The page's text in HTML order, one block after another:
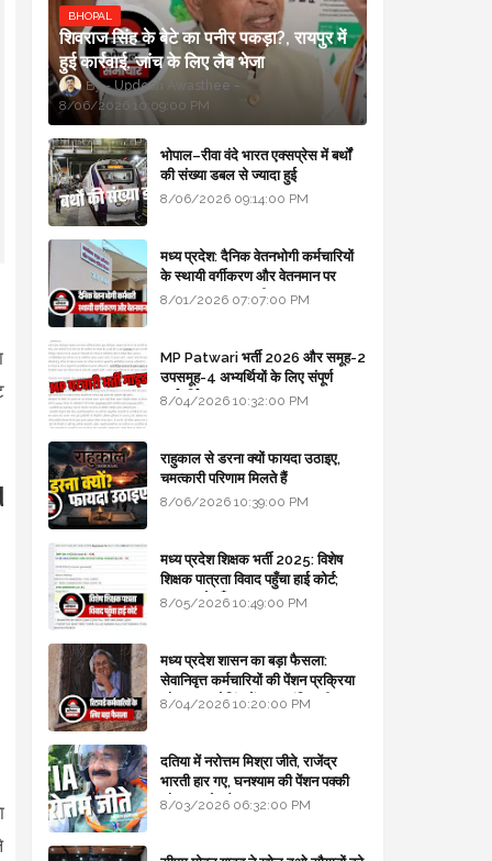
BHOPAL
शिवराज सिंह के बेटे का पनीर पकड़ा?, रायपुर में
हुई कार्रवाई, जांच के लिए लैब भेजा
Updesh Awasthee
8/06/2026 10:09:00 PM
भोपाल–रीवा वंदे भारत एक्सप्रेस में बर्थों
की संख्या डबल से ज्यादा हुई
8/06/2026 09:14:00 PM
मध्य प्रदेश: दैनिक वेतनभोगी कर्मचारियों
के स्थायी वर्गीकरण और वेतनमान पर
सरकार का बड़ा स्पष्टीकरण
8/01/2026 07:07:00 PM
MP Patwari भर्ती 2026 और समूह-2
उपसमूह-4 अभ्यर्थियों के लिए संपूर्ण
मार्गदर्शिका
8/04/2026 10:32:00 PM
राहुकाल से डरना क्यों फायदा उठाइए,
चमत्कारी परिणाम मिलते हैं
8/06/2026 10:39:00 PM
मध्य प्रदेश शिक्षक भर्ती 2025: विशेष
शिक्षक पात्रता विवाद पहुँचा हाई कोर्ट;
सरकार से माँगा जवाब
8/05/2026 10:49:00 PM
मध्य प्रदेश शासन का बड़ा फैसला:
सेवानिवृत्त कर्मचारियों की पेंशन प्रक्रिया
और बजट कोडिंग में हुए क्रांतिकारी
8/04/2026 10:20:00 PM
दतिया में नरोत्तम मिश्रा जीते, राजेंद्र
भारती हार गए, घनश्याम की पेंशन पक्की
और आशुतोष बैक टू...
8/03/2026 06:32:00 PM